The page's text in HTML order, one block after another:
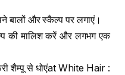
बालों और स्कैल्प पर लगाएं।
की मालिश करें और लगभग एक
शैम्पू से धोएंat White Hair :